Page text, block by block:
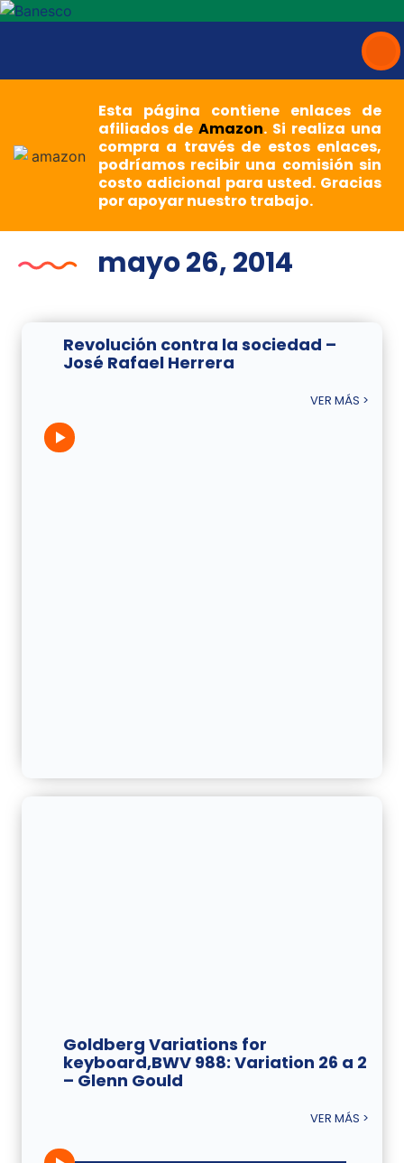
Esta página contiene enlaces de
afiliados deAmazon. Si realiza una
compra a través de estos enlaces,
podríamos recibir una comisión sin
costo adicional para usted. Gracias
por apoyar nuestro trabajo.
mayo 26, 2014
Revolución contra la sociedad –
José Rafael Herrera
VER MÁS >
Goldberg Variations for
keyboard,BWV 988: Variation 26 a 2
– Glenn Gould
VER MÁS >